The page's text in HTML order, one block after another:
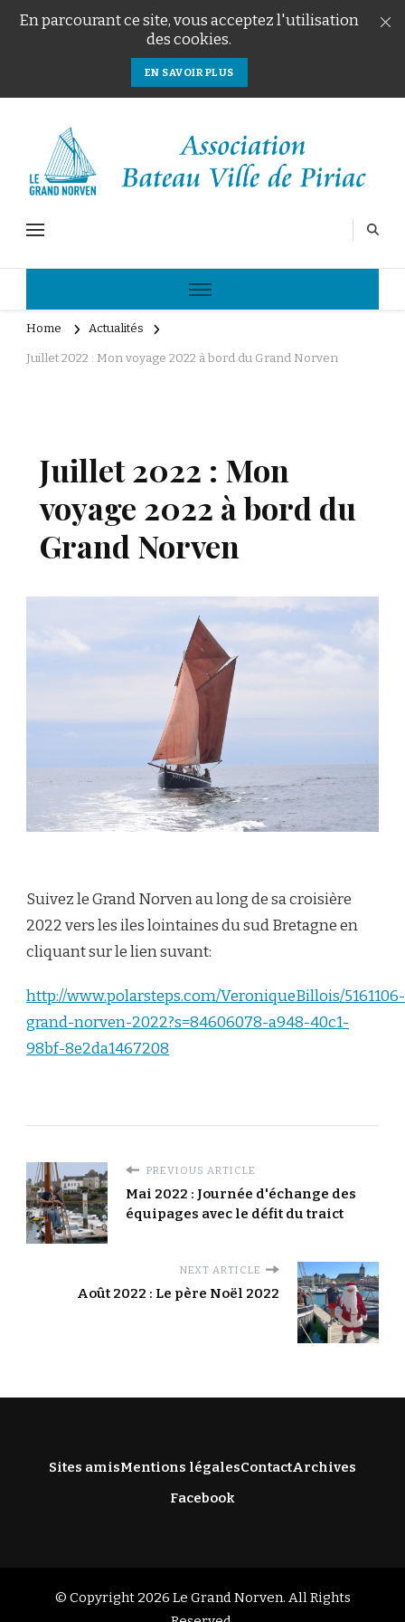
En parcourant ce site, vous acceptez l'utilisation
des cookies.
EN SAVOIR PLUS
Le Grand Norven
Home Actualités
Juillet 2022 : Mon voyage 2022 à bord du Grand Norven
Juillet 2022 : Mon
voyage 2022 à bord du
Grand Norven
Suivez le Grand Norven au long de sa croisière
2022 vers les iles lointaines du sud Bretagne en
cliquant sur le lien suvant:
http://www.polarsteps.com/VeroniqueBillois/5161106-
grand-norven-2022?s=84606078-a948-40c1-
98bf-8e2da1467208
PREVIOUS ARTICLE
Mai 2022 : Journée d'échange des
équipages avec le défit du traict
NEXT ARTICLE
Août 2022 : Le père Noël 2022
Sites amisMentions légalesContactArchives
Facebook
© Copyright 2026 Le Grand Norven. All Rights